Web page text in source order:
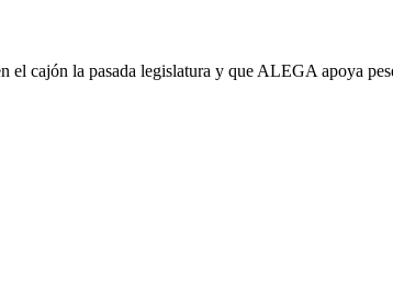
cajón la pasada legislatura y que ALEGA apoya